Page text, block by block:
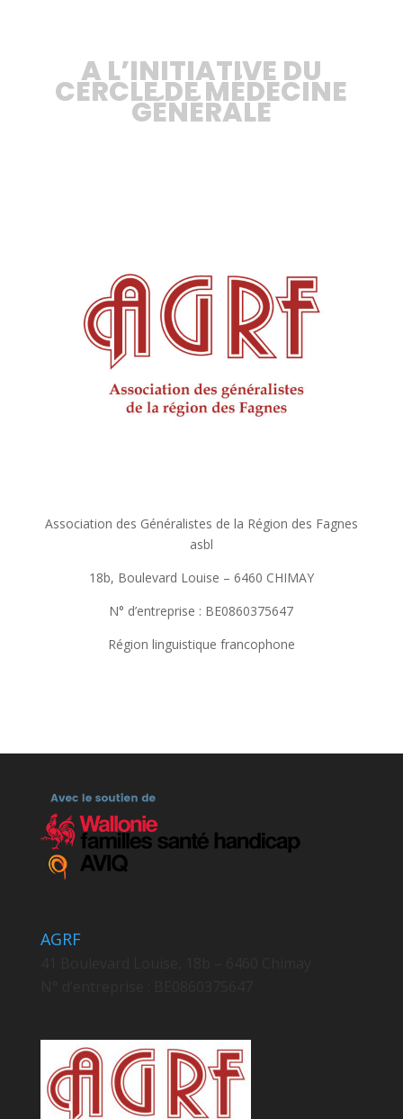
A L’INITIATIVE DU
CERCLE DE MÉDECINE
GÉNÉRALE
Association des Généralistes de la Région des Fagnes
asbl
18b, Boulevard Louise – 6460 CHIMAY
N° d’entreprise : BE0860375647
Région linguistique francophone
AGRF